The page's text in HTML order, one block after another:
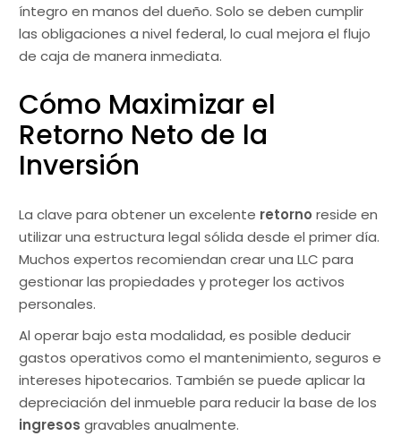
íntegro en manos del dueño. Solo se deben cumplir
las obligaciones a nivel federal, lo cual mejora el flujo
de caja de manera inmediata.
Cómo Maximizar el
Retorno Neto de la
Inversión
La clave para obtener un excelente retorno reside en
utilizar una estructura legal sólida desde el primer día.
Muchos expertos recomiendan crear una LLC para
gestionar las propiedades y proteger los activos
personales.
Al operar bajo esta modalidad, es posible deducir
gastos operativos como el mantenimiento, seguros e
intereses hipotecarios. También se puede aplicar la
depreciación del inmueble para reducir la base de los
ingresos gravables anualmente.